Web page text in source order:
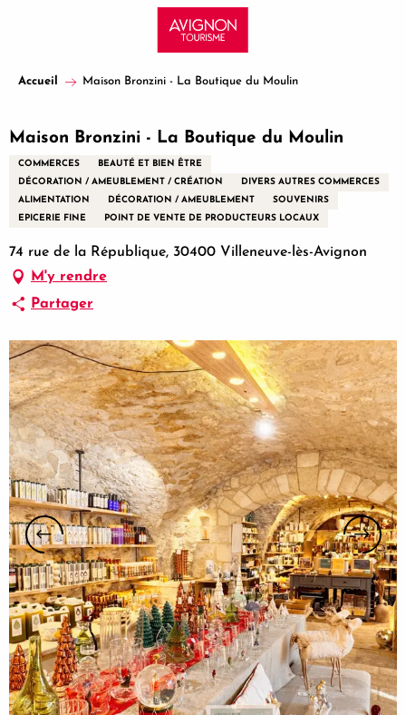
principal
Accueil Maison Bronzini - La Boutique du Moulin
Maison Bronzini - La Boutique du Moulin
COMMERCES
BEAUTÉ ET BIEN ÊTRE
DÉCORATION / AMEUBLEMENT / CRÉATION
DIVERS AUTRES COMMERCES
ALIMENTATION
DÉCORATION / AMEUBLEMENT
SOUVENIRS
EPICERIE FINE
POINT DE VENTE DE PRODUCTEURS LOCAUX
74 rue de la République, 30400 Villeneuve-lès-Avignon
M'y rendre
Partager